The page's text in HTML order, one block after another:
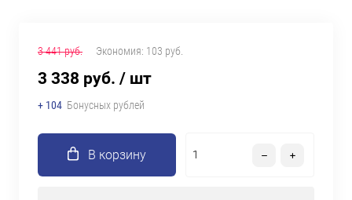
3 441 руб. Экономия: 103 руб.
3 338 руб. / шт
+ 104 Бонусных рублей
В корзину